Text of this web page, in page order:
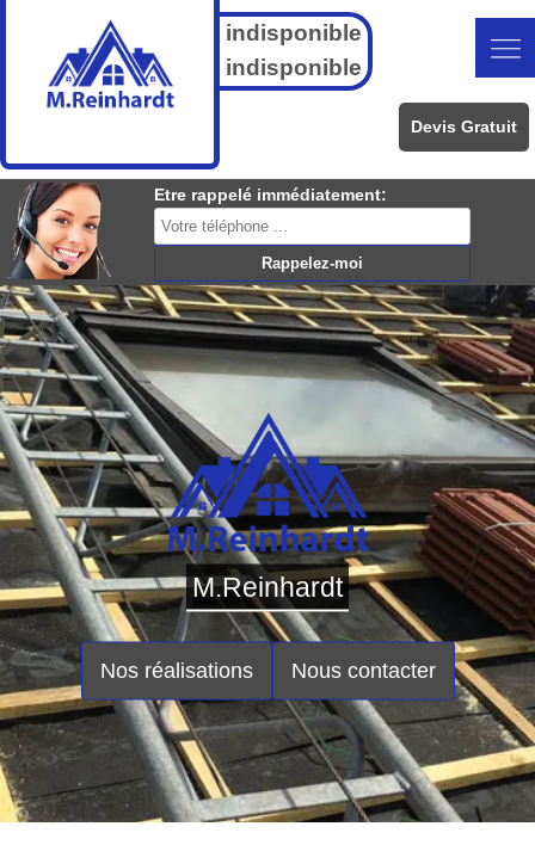
indisponible
indisponible
Devis Gratuit
Etre rappelé immédiatement:
M.Reinhardt
Nos réalisations Nous contacter